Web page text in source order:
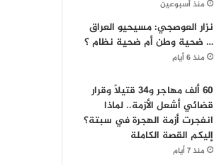
منذ أسبوعين
نزار العوصجي: مسيحيو العراق
… ضحية وطن أم ضحية نظام ؟
منذ 6 أيام
60 ألف مهاجر و34 قتيلاً وقرار
قضائي أشعل الأزمة.. لماذا
انفجرت أزمة الهجرة في سبتة؟
إليكم القصة الكاملة
منذ 7 أيام